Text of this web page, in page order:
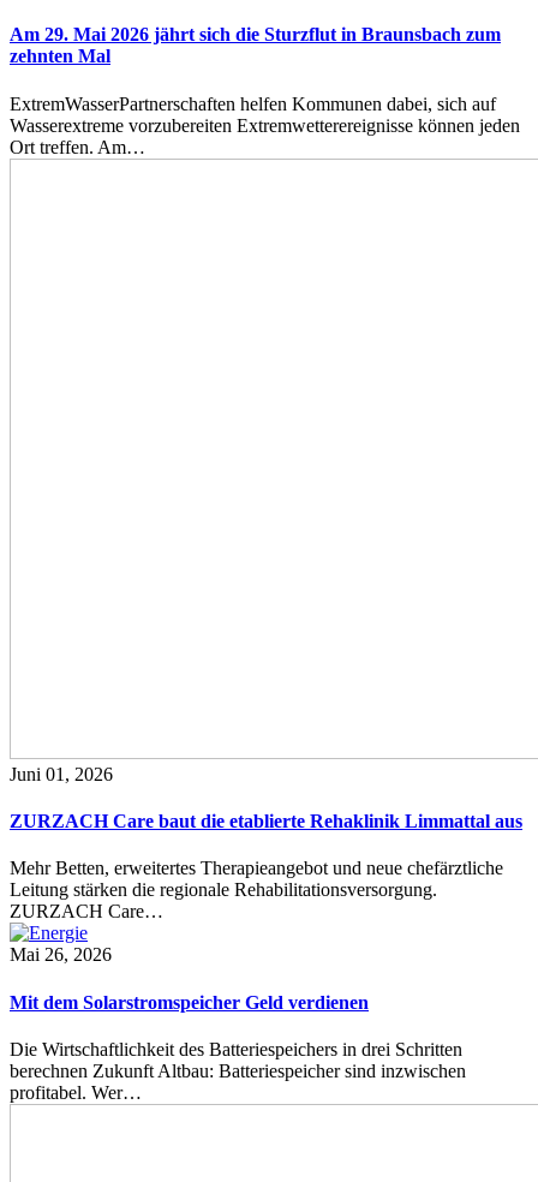
Am 29. Mai 2026 jährt sich die Sturzflut in Braunsbach zum
zehnten Mal
ExtremWasserPartnerschaften helfen Kommunen dabei, sich auf
Wasserextreme vorzubereiten Extremwetterereignisse können jeden
Ort treffen. Am…
Juni 01, 2026
ZURZACH Care baut die etablierte Rehaklinik Limmattal aus
Mehr Betten, erweitertes Therapieangebot und neue chefärztliche
Leitung stärken die regionale Rehabilitationsversorgung.
ZURZACH Care…
Mai 26, 2026
Mit dem Solarstromspeicher Geld verdienen
Die Wirtschaftlichkeit des Batteriespeichers in drei Schritten
berechnen Zukunft Altbau: Batteriespeicher sind inzwischen
profitabel. Wer…